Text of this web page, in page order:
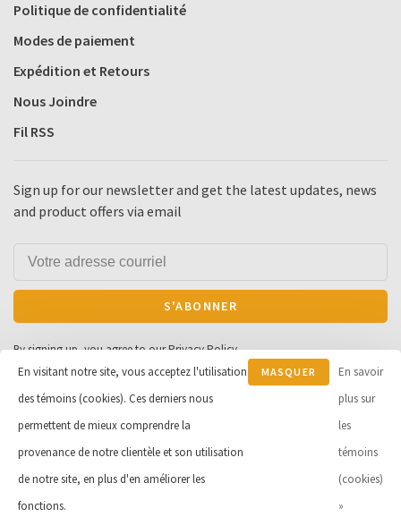
Politique de confidentialité
Modes de paiement
Expédition et Retours
Nous Joindre
Fil RSS
Sign up for our newsletter and get the latest updates, news
and product offers via email
S'ABONNER
By signing up, you agree to our Privacy Policy.
© Copyright 2026 Cycle et Sports
- Theme byHuysmans.me
-Cycle Robert
En visitant notre site, vous acceptez l'utilisation
des témoins (cookies). Ces derniers nous
permettent de mieux comprendre la
provenance de notre clientèle et son utilisation
de notre site, en plus d'en améliorer les
fonctions.
MASQUER
En savoir
plus sur
les
témoins
(cookies)
»